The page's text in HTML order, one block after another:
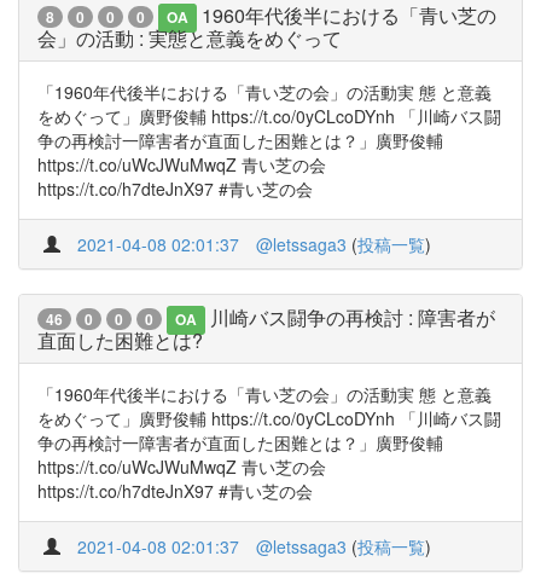
8 0 0 0 OA
1960年代後半における「青い芝の
会」の活動 : 実態と意義をめぐって
「1960年代後半における「青い芝の会」の活動実 態 と意義
をめぐって」廣野俊輔 https://t.co/0yCLcoDYnh 「川崎バス闘
争の再検討一障害者が直面した困難とは？」廣野俊輔
https://t.co/uWcJWuMwqZ 青い芝の会
https://t.co/h7dteJnX97 #青い芝の会
2021-04-08 02:01:37 @letssaga3 (投稿一覧)
46 0 0 0 OA
川崎バス闘争の再検討 : 障害者が
直面した困難とは?
「1960年代後半における「青い芝の会」の活動実 態 と意義
をめぐって」廣野俊輔 https://t.co/0yCLcoDYnh 「川崎バス闘
争の再検討一障害者が直面した困難とは？」廣野俊輔
https://t.co/uWcJWuMwqZ 青い芝の会
https://t.co/h7dteJnX97 #青い芝の会
2021-04-08 02:01:37 @letssaga3 (投稿一覧)